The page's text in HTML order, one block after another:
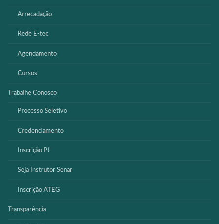
Arrecadação
Rede E-tec
Agendamento
Cursos
Trabalhe Conosco
Processo Seletivo
Credenciamento
Inscrição PJ
Seja Instrutor Senar
Inscrição ATEG
Transparência